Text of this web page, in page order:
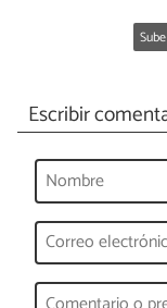
Escribir